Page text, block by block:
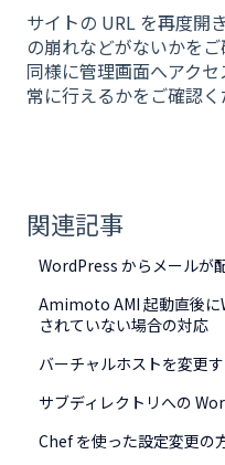
サイトの URL を再度開
の崩れなどがないかをご
同様に管理画面へアク
常に行えるかをご確認く
関連記事
WordPress からメールが
Amimoto AMI 起動直後
されていない場合の対応
バーチャルホストを変更
サブディレクトリへの
Chef を使った設定変更の